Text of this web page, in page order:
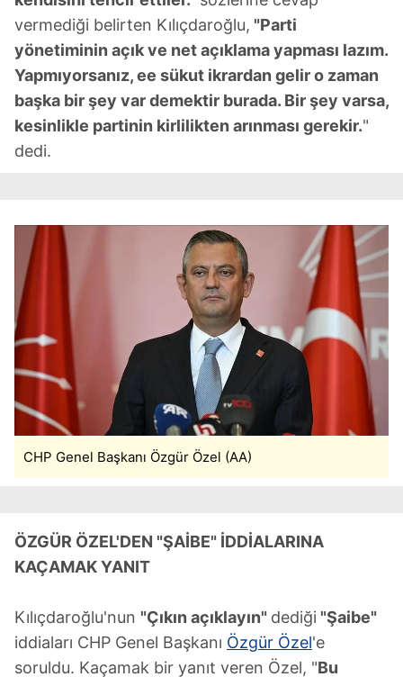
vermediği belirten Kılıçdaroğlu, "Parti
yönetiminin açık ve net açıklama yapması lazım.
Yapmıyorsanız, ee sükut ikrardan gelir o zaman
başka bir şey var demektir burada. Bir şey varsa,
kesinlikle partinin kirlilikten arınması gerekir."
dedi.
CHP Genel Başkanı Özgür Özel (AA)
ÖZGÜR ÖZEL'DEN "ŞAİBE" İDDİALARINA
KAÇAMAK YANIT
Kılıçdaroğlu'nun "Çıkın açıklayın" dediği "Şaibe"
iddiaları CHP Genel Başkanı Özgür Özel'e
soruldu. Kaçamak bir yanıt veren Özel, "Bu